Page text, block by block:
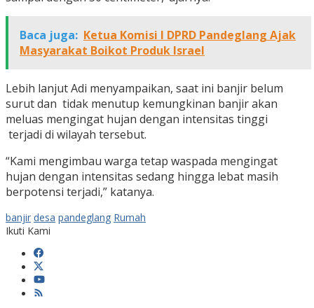
Baca juga: Ketua Komisi I DPRD Pandeglang Ajak
Masyarakat Boikot Produk Israel
Lebih lanjut Adi menyampaikan, saat ini banjir belum
surut dan tidak menutup kemungkinan banjir akan
meluas mengingat hujan dengan intensitas tinggi
terjadi di wilayah tersebut.
“Kami mengimbau warga tetap waspada mengingat
hujan dengan intensitas sedang hingga lebat masih
berpotensi terjadi,” katanya.
banjir desa pandeglang Rumah
Ikuti Kami